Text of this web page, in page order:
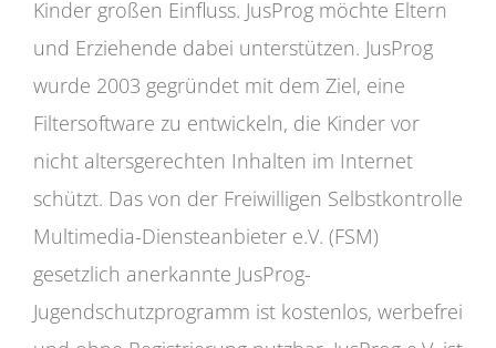
Kinder großen Einfluss. JusProg möchte Eltern
und Erziehende dabei unterstützen. JusProg
wurde 2003 gegründet mit dem Ziel, eine
Filtersoftware zu entwickeln, die Kinder vor
nicht altersgerechten Inhalten im Internet
schützt. Das von der Freiwilligen Selbstkontrolle
Multimedia-Diensteanbieter e.V. (FSM)
gesetzlich anerkannte JusProg-
Jugendschutzprogramm ist kostenlos, werbefrei